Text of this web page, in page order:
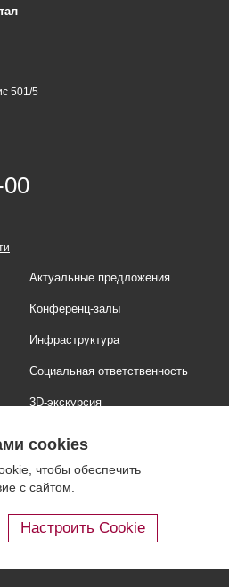
501/5
Актуальные предложения
Конференц-залы
Инфраструктура
Социальная ответственность
3D-экскурсия
Блог
cookies
чтобы обеспечить
с сайтом.
Настроить Cookie